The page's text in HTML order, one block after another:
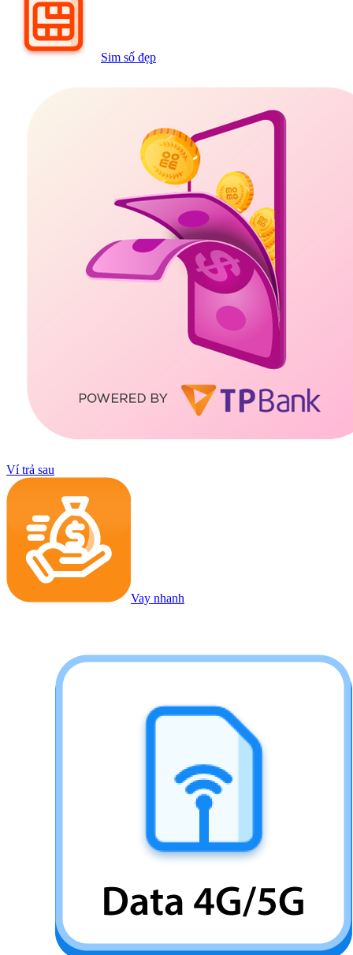
Sim số đẹp
Ví trả sau
Vay nhanh